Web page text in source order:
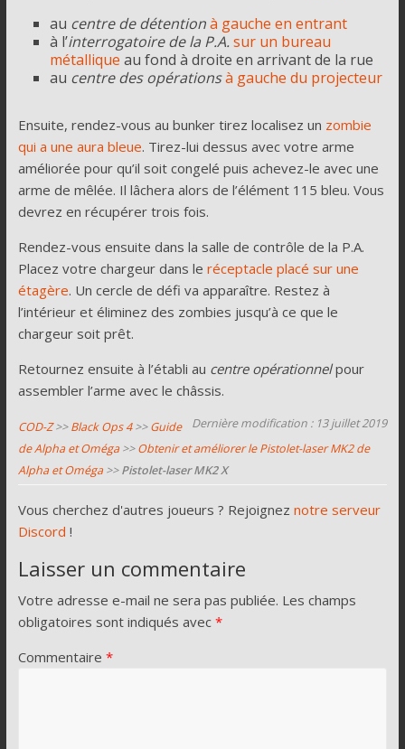
Duty au centre de détentionà gauche en entrant
à l’interrogatoire de la P.A.sur un bureau
métallique au fond à droite en arrivant de la rue
au centre des opérationsà gauche du projecteur
Ensuite, rendez-vous au bunker tirez localisez un zombie
qui a une aura bleue. Tirez-lui dessus avec votre arme
améliorée pour qu’il soit congelé puis achevez-le avec une
arme de mêlée. Il lâchera alors de l’élément 115 bleu. Vous
devrez en récupérer trois fois.
Rendez-vous ensuite dans la salle de contrôle de la P.A.
Placez votre chargeur dans le réceptacle placé sur une
étagère. Un cercle de défi va apparaître. Restez à
l’intérieur et éliminez des zombies jusqu’à ce que le
chargeur soit prêt.
Retournez ensuite à l’établi au centre opérationnelpour
assembler l’arme avec le châssis.
Dernière modification : 13 juillet 2019
COD-Z>>Black Ops 4>>Guide
de Alpha et Oméga>>Obtenir et améliorer le Pistolet-laser MK2 de
Alpha et Oméga>>Pistolet-laser MK2 X
Vous cherchez d'autres joueurs ? Rejoignez notre serveur
Discord !
Laisser un commentaire
Votre adresse e-mail ne sera pas publiée. Les champs
obligatoires sont indiqués avec *
Commentaire *